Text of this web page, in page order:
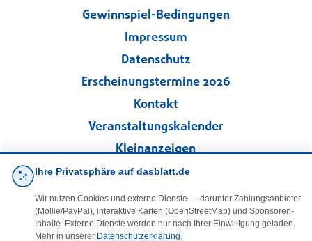
Gewinnspiel-Bedingungen
Impressum
Datenschutz
Erscheinungstermine 2026
Kontakt
Veranstaltungskalender
Kleinanzeigen
Folgen Sie uns!
Ihre Privatsphäre auf dasblatt.de
Wir nutzen Cookies und externe Dienste — darunter Zahlungsanbieter
(Mollie/PayPal), interaktive Karten (OpenStreetMap) und Sponsoren-
Inhalte. Externe Dienste werden nur nach Ihrer Einwilligung geladen.
Mehr in unserer Datenschutzerklärung.